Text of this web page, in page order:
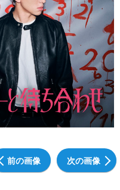
前の画像 次の画像